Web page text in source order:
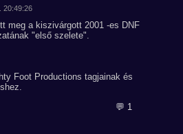
20:49:26
meg a kiszivárgott 2001 -es DNF
"első szelete".
Foot Productions tagjainak és
💬 1